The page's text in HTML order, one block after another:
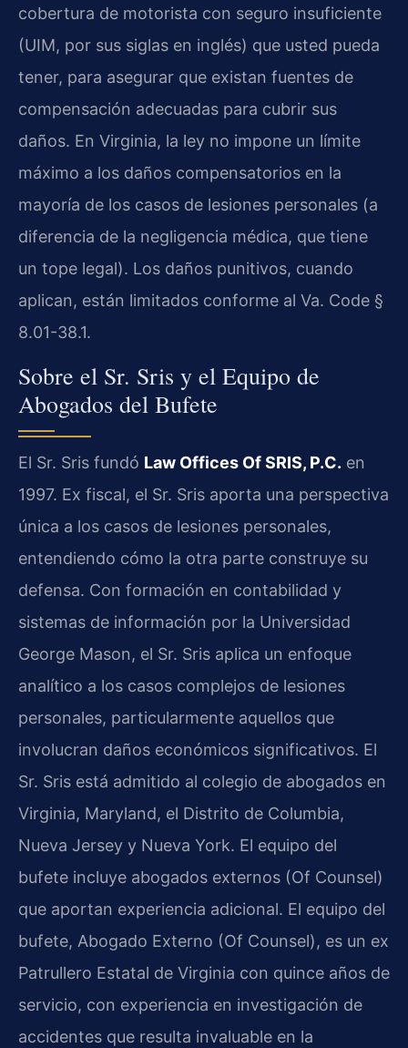
cobertura de motorista con seguro insuficiente
(UIM, por sus siglas en inglés) que usted pueda
tener, para asegurar que existan fuentes de
compensación adecuadas para cubrir sus
daños. En Virginia, la ley no impone un límite
máximo a los daños compensatorios en la
mayoría de los casos de lesiones personales (a
diferencia de la negligencia médica, que tiene
un tope legal). Los daños punitivos, cuando
aplican, están limitados conforme al Va. Code §
8.01-38.1.
Sobre el Sr. Sris y el Equipo de
Abogados del Bufete
El Sr. Sris fundó Law Offices Of SRIS, P.C. en
1997. Ex fiscal, el Sr. Sris aporta una perspectiva
única a los casos de lesiones personales,
entendiendo cómo la otra parte construye su
defensa. Con formación en contabilidad y
sistemas de información por la Universidad
George Mason, el Sr. Sris aplica un enfoque
analítico a los casos complejos de lesiones
personales, particularmente aquellos que
involucran daños económicos significativos. El
Sr. Sris está admitido al colegio de abogados en
Virginia, Maryland, el Distrito de Columbia,
Nueva Jersey y Nueva York. El equipo del
bufete incluye abogados externos (Of Counsel)
que aportan experiencia adicional. El equipo del
bufete, Abogado Externo (Of Counsel), es un ex
Patrullero Estatal de Virginia con quince años de
servicio, con experiencia en investigación de
accidentes que resulta invaluable en la